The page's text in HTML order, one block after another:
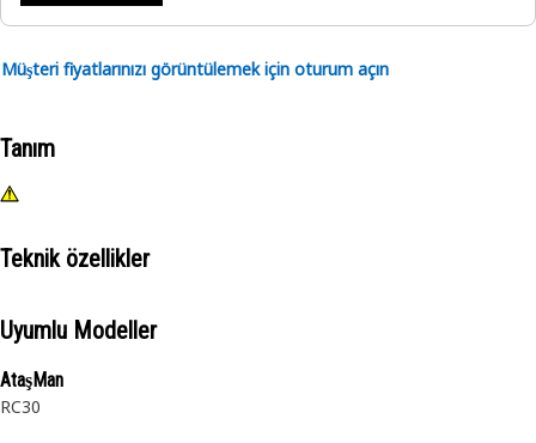
Müşteri fiyatlarınızı görüntülemek için oturum açın
Tanım
Teknik özellikler
Uyumlu Modeller
AtaşMan
RC30